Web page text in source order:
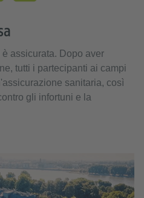
è assicurata. Dopo aver
tutti i partecipanti ai campi
sanitaria, così
gli infortuni e la